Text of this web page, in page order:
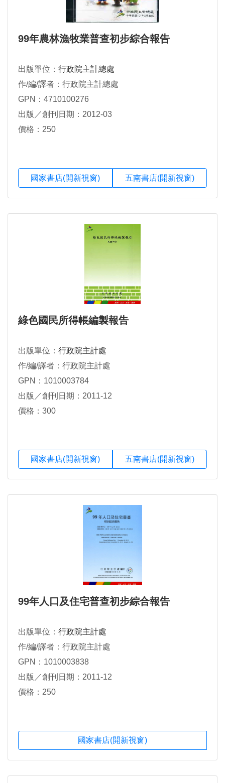
99年農林漁牧業普查初步綜合報告
出版單位： 行政院主計總處
作/編/譯者：行政院主計總處
GPN：4710100276
出版／創刊日期：2012-03
價格：250
國家書店(開新視窗) 五南書店(開新視窗)
綠色國民所得帳編製報告
出版單位： 行政院主計處
作/編/譯者：行政院主計處
GPN：1010003784
出版／創刊日期：2011-12
價格：300
國家書店(開新視窗) 五南書店(開新視窗)
99年人口及住宅普查初步綜合報告
出版單位： 行政院主計處
作/編/譯者：行政院主計處
GPN：1010003838
出版／創刊日期：2011-12
價格：250
國家書店(開新視窗)